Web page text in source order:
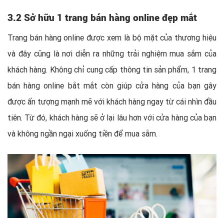
3.2 Sở hữu 1 trang bán hàng online đẹp mắt
Trang bán hàng online được xem là bộ mặt của thương hiệu
và đây cũng là nơi diễn ra những trải nghiệm mua sắm của
khách hàng. Không chỉ cung cấp thông tin sản phẩm, 1 trang
bán hàng online bắt mắt còn giúp cửa hàng của bạn gây
được ấn tượng mạnh mẽ với khách hàng ngay từ cái nhìn đầu
tiên. Từ đó, khách hàng sẽ ở lại lâu hơn với cửa hàng của bạn
và không ngần ngại xuống tiền để mua sắm.